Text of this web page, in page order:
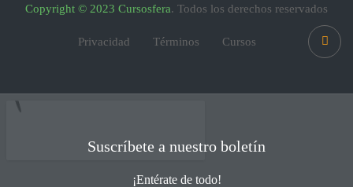
Copyright © 2023 Cursosfera. Todos los derechos reservados
Privacidad Términos Cursos
Suscríbete a nuestro boletín
¡Entérate de todo!